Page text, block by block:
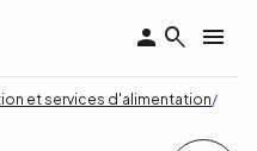
et services d'alimentation